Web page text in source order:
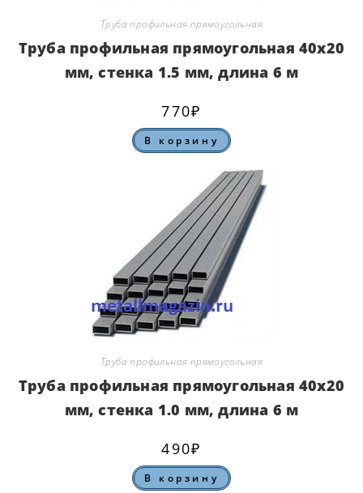
Труба профильная прямоугольная
Труба профильная прямоугольная 40х20
мм, стенка 1.5 мм, длина 6 м
770₽
В корзину
Труба профильная прямоугольная
Труба профильная прямоугольная 40х20
мм, стенка 1.0 мм, длина 6 м
490₽
В корзину